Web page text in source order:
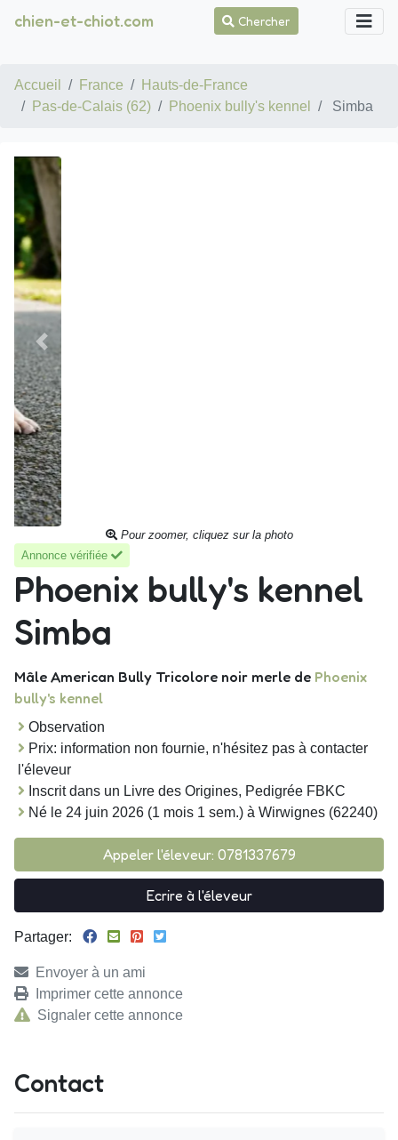
chien-et-chiot.com Chercher
Accueil France
Hauts-de-France
Pas-de-Calais (62)
Phoenix bully's kennel Simba
Previous
Pour zoomer, cliquez sur la photo
Annonce vérifiée
Phoenix bully's kennel
Simba
Mâle American Bully Tricolore noir merle de Phoenix
bully's kennel
Observation
Prix: information non fournie, n'hésitez pas à contacter
l'éleveur
Inscrit dans un Livre des Origines, Pedigrée FBKC
Né le 24 juin 2026 (1 mois 1 sem.) à Wirwignes (62240)
Appeler l'éleveur: 0781337679
Ecrire à l'éleveur
Partager:
Envoyer à un ami
Imprimer cette annonce
Signaler cette annonce
Contact